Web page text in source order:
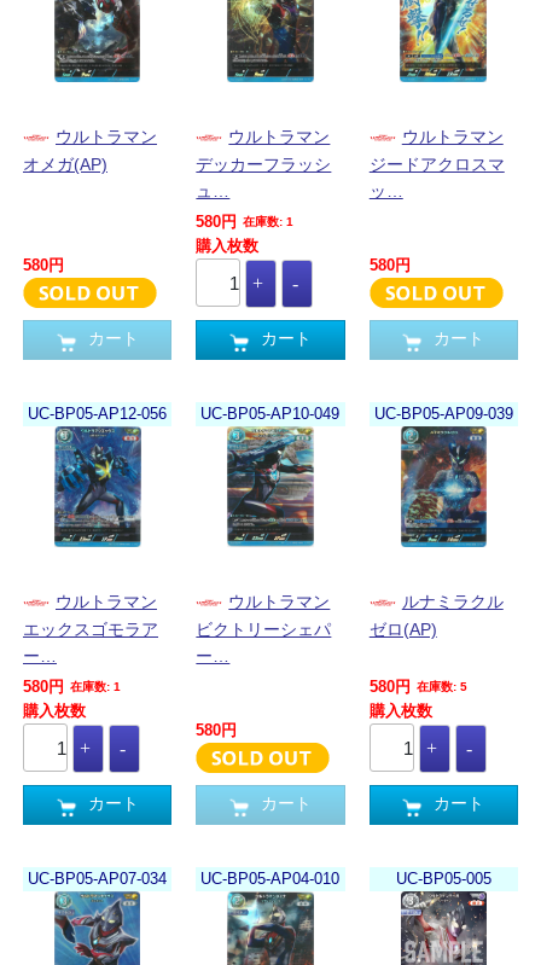
ウルトラマン
オメガ(AP)
580円
カート
ウルトラマン
デッカーフラッシ
ュ…
580円 在庫数: 1
購入枚数
カート
ウルトラマン
ジードアクロスマ
ッ…
580円
カート
UC-BP05-AP12-056
ウルトラマン
エックスゴモラア
ー…
580円 在庫数: 1
購入枚数
カート
UC-BP05-AP10-049
ウルトラマン
ビクトリーシェパ
ー…
580円
カート
UC-BP05-AP09-039
ルナミラクル
ゼロ(AP)
580円 在庫数: 5
購入枚数
カート
UC-BP05-AP07-034 UC-BP05-AP04-010 UC-BP05-005